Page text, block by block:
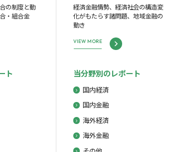
の制度と動
・組合金
ト
経済金融情勢、経済社会の構造変
化がもたらす諸問題、地域金融の
動き
VIEW MORE
当分野別のレポート
国内経済
国内金融
海外経済
海外金融